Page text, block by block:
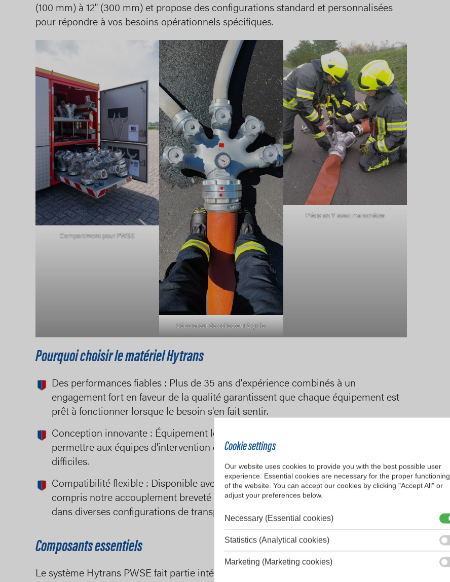
(100 mm) à 12" (300 mm) et propose des configurations standard et personnalisées
pour répondre à vos besoins opérationnels spécifiques.
Compartiment pour PWSE
Séparateur de collecteur à grille
Pièce en Y avec manomètre
Pourquoi choisir le matériel Hytrans
Des performances fiables : Plus de 35 ans d'expérience combinés à un
engagement fort en faveur de la qualité garantissent que chaque équipement est
prêt à fonctionner lorsque le besoin s'en fait sentir.
Conception innovante : Équipement léger, durable et facile à utiliser pour
permettre aux équipes d'intervention d'urgence de rester agiles dans les situations
difficiles.
Compatibilité flexible : Disponible avec différents types d'accouplement, y
compris notre accouplement breveté MultiLug pour une intégration transparente
dans diverses configurations de transport d'eau.
Composants essentiels
Le système Hytrans PWSE fait partie intégrante de notre système complet de
Cookie settings
Our website uses cookies to provide you with the best possible user
experience. Essential cookies are necessary for the proper functioning
of the website. You can accept our cookies by clicking "Accept All" or
adjust your preferences below.
Necessary (Essential cookies)
Statistics (Analytical cookies)
Marketing (Marketing cookies)